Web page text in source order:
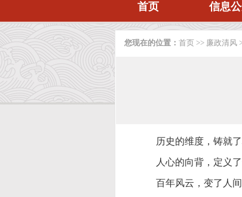
首页 信息
您现在的位置： 首页 >> 廉政清风
历史的维度，铸就
人心的向背，定义
百年风云，变了人